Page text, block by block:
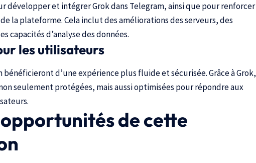
développer et intégrer Grok dans Telegram, ainsi que pour renforcer
la plateforme. Cela inclut des améliorations des serveurs, des
capacités d’analyse des données.
les utilisateurs
d’une expérience plus fluide et sécurisée. Grâce à Grok,
seulement protégées, mais aussi optimisées pour répondre aux
de cette